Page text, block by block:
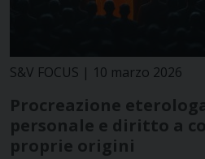
S&V FOCUS | 10 marzo 2026
Procreazione
personale e diritto a
proprie origini